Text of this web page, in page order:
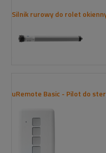
Silnik rurowy do rolet
uRemote Basic - Pilot do